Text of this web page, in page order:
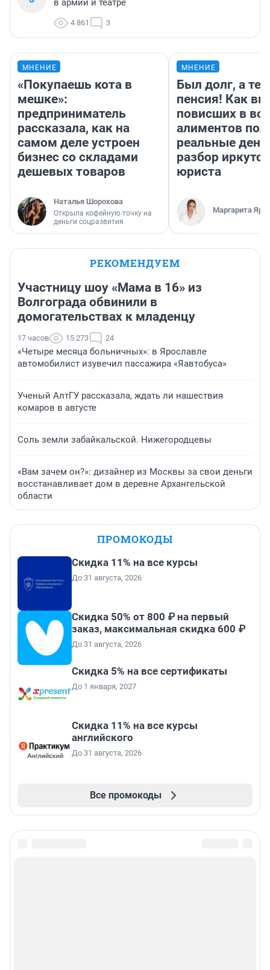
в армии и театре
4 861 3
МНЕНИЕ
«Покупаешь кота в
мешке»:
предприниматель
рассказала, как на
самом деле устроен
бизнес со складами
дешевых товаров
Наталья Шорохова
Открыла кофейную точку на
деньги соцразвития
МНЕНИЕ
Был долг, а
пенсия! Как
повисших в
алиментов
реальные
разбор
юриста
Маргарита
РЕКОМЕНДУЕМ
Участницу шоу «Мама в 16» из
Волгограда обвинили в
домогательствах к младенцу
17 часов 15 273 24
«Четыре месяца больничных»: в Ярославле
автомобилист изувечил пассажира «Яавтобуса»
Ученый АлтГУ рассказала, ждать ли нашествия
комаров в августе
Соль земли забайкальской. Нижегородцевы
«Вам зачем он?»: дизайнер из Москвы за свои деньги
восстанавливает дом в деревне Архангельской
области
ПРОМОКОДЫ
Скидка 11% на все курсы
До 31 августа, 2026
Скидка 50% от 800 ₽ на первый
заказ, максимальная скидка 600 ₽
До 31 августа, 2026
Скидка 5% на все сертификаты
До 1 января, 2027
Скидка 11% на все курсы
английского
До 31 августа, 2026
Все промокоды